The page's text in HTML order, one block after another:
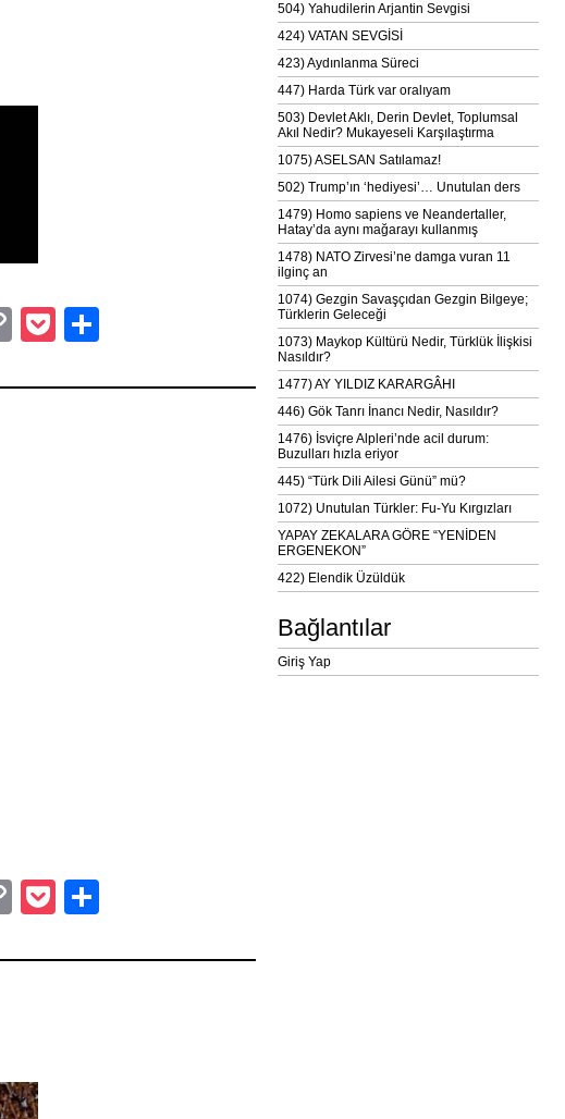
CopyPocket
CopyPocket
504) Yahudilerin Arjantin Sevgisi
424) VATAN SEVGİSİ
423) Aydınlanma Süreci
447) Harda Türk var oralıyam
503) Devlet Aklı, Derin Devlet, Toplumsal
Akıl Nedir? Mukayeseli Karşılaştırma
1075) ASELSAN Satılamaz!
502) Trump’ın ‘hediyesi’… Unutulan ders
1479) Homo sapiens ve Neandertaller,
Hatay’da aynı mağarayı kullanmış
1478) NATO Zirvesi’ne damga vuran 11
ilginç an
1074) Gezgin Savaşçıdan Gezgin Bilgeye;
Türklerin Geleceği
1073) Maykop Kültürü Nedir, Türklük İlişkisi
Nasıldır?
1477) AY YILDIZ KARARGÂHI
446) Gök Tanrı İnancı Nedir, Nasıldır?
1476) İsviçre Alpleri’nde acil durum:
Buzulları hızla eriyor
445) “Türk Dili Ailesi Günü” mü?
1072) Unutulan Türkler: Fu-Yu Kırgızları
YAPAY ZEKALARA GÖRE “YENİDEN
ERGENEKON”
422) Elendik Üzüldük
Bağlantılar
Giriş Yap